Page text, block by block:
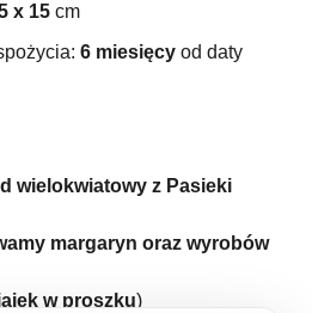
x 15 cm
6 miesięcy od daty
wielokwiatowy z Pasieki
margaryn oraz wyrobów
w proszku)